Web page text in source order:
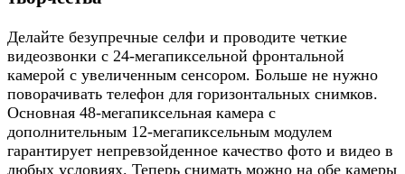
Делайте безупречные селфи и проводите четкие
видеозвонки с 24-мегапиксельной фронтальной
камерой с увеличенным сенсором. Больше не нужно
поворачивать телефон для горизонтальных снимков.
Основная 48-мегапиксельная камера с
дополнительным 12-мегапиксельным модулем
гарантирует непревзойденное качество фото и видео в
любых условиях. Теперь снимать можно на обе камеры